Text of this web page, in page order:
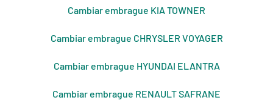
Cambiar embrague KIA TOWNER
Cambiar embrague CHRYSLER VOYAGER
Cambiar embrague HYUNDAI ELANTRA
Cambiar embrague RENAULT SAFRANE